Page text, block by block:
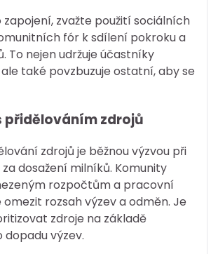
zapojení, zvažte použití sociálních
fór k sdílení pokroku a
To nejen udržuje účastníky
také povzbuzuje ostatní, aby se
přidělováním zdrojů
zdrojů je běžnou výzvou při
dosažení milníků. Komunity
rozpočtům a pracovní
omezit rozsah výzev a odměn. Je
zdroje na základě
výzev.